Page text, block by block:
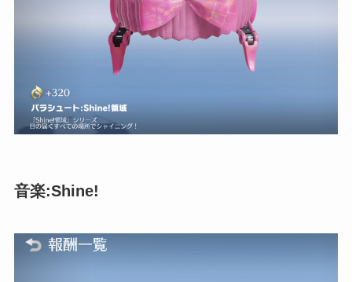
音楽:Shine!